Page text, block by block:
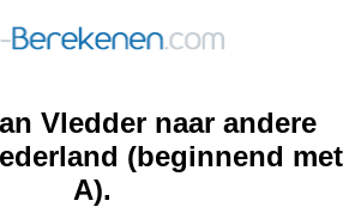
Vledder naar andere
(beginnend met
A).